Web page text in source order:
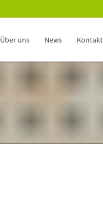
Über uns News Kontakt